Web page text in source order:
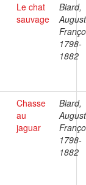
Le chat
sauvage
Biard,
1798-
1882
Chasse
au
jaguar
Biard,
1798-
1882